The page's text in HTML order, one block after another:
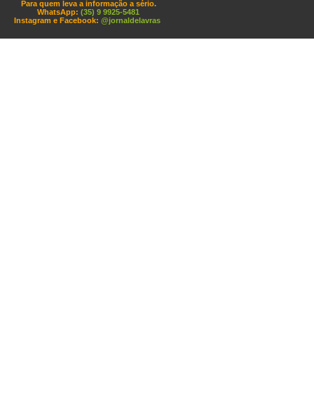
Para quem leva a informação a sério.
WhatsApp: (35) 9 9925-5481
Instagram e Facebook: @jornaldelavras